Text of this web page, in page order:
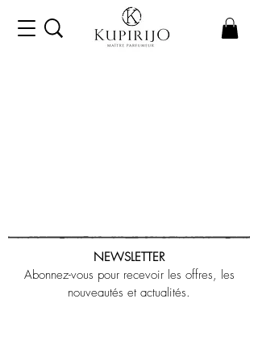
NEWSLETTER
Abonnez-vous pour recevoir les offres, les
nouveautés et actualités.